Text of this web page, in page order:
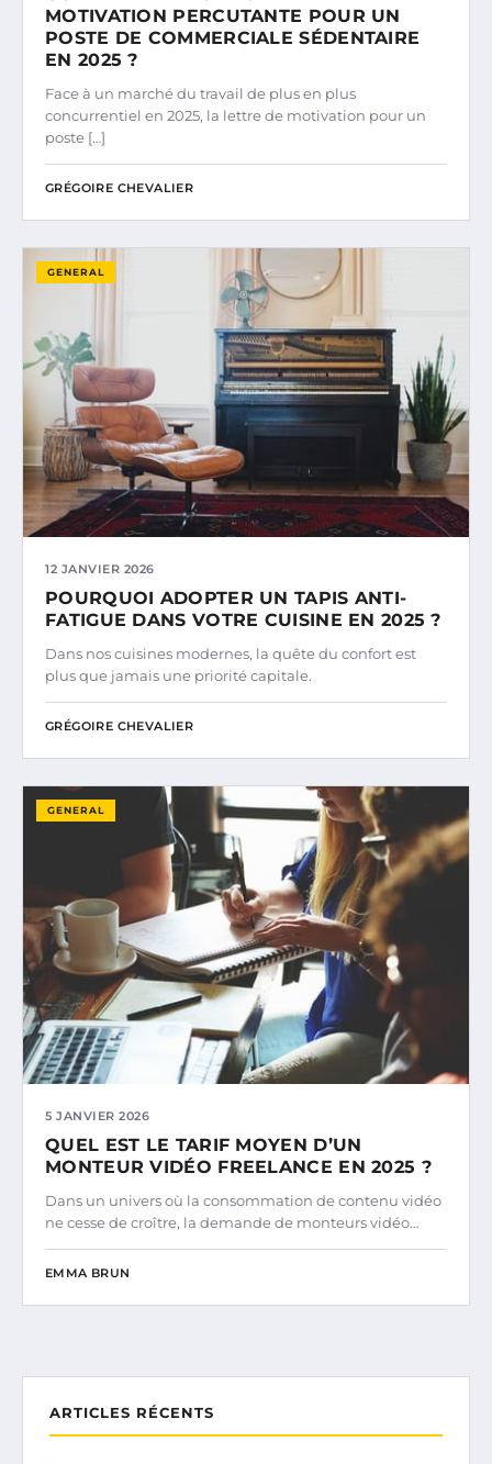
MOTIVATION PERCUTANTE POUR UN
POSTE DE COMMERCIALE SÉDENTAIRE
EN 2025 ?
Face à un marché du travail de plus en plus
concurrentiel en 2025, la lettre de motivation pour un
poste […]
GRÉGOIRE CHEVALIER
GENERAL
12 JANVIER 2026
POURQUOI ADOPTER UN TAPIS ANTI-
FATIGUE DANS VOTRE CUISINE EN 2025 ?
Dans nos cuisines modernes, la quête du confort est
plus que jamais une priorité capitale.
GRÉGOIRE CHEVALIER
GENERAL
5 JANVIER 2026
QUEL EST LE TARIF MOYEN D’UN
MONTEUR VIDÉO FREELANCE EN 2025 ?
Dans un univers où la consommation de contenu vidéo
ne cesse de croître, la demande de monteurs vidéo…
EMMA BRUN
ARTICLES RÉCENTS